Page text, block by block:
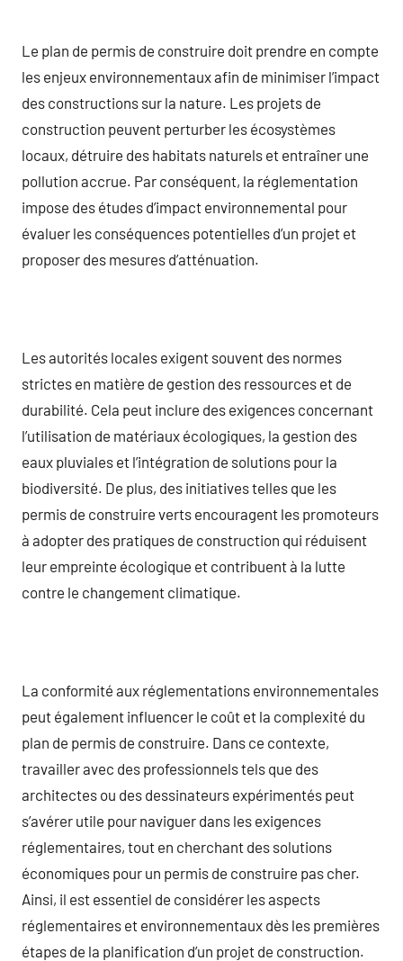
Le plan de permis de construire doit prendre en compte
les enjeux environnementaux afin de minimiser l’impact
des constructions sur la nature. Les projets de
construction peuvent perturber les écosystèmes
locaux, détruire des habitats naturels et entraîner une
pollution accrue. Par conséquent, la réglementation
impose des études d’impact environnemental pour
évaluer les conséquences potentielles d’un projet et
proposer des mesures d’atténuation.
Les autorités locales exigent souvent des normes
strictes en matière de gestion des ressources et de
durabilité. Cela peut inclure des exigences concernant
l’utilisation de matériaux écologiques, la gestion des
eaux pluviales et l’intégration de solutions pour la
biodiversité. De plus, des initiatives telles que les
permis de construire verts encouragent les promoteurs
à adopter des pratiques de construction qui réduisent
leur empreinte écologique et contribuent à la lutte
contre le changement climatique.
La conformité aux réglementations environnementales
peut également influencer le coût et la complexité du
plan de permis de construire. Dans ce contexte,
travailler avec des professionnels tels que des
architectes ou des dessinateurs expérimentés peut
s’avérer utile pour naviguer dans les exigences
réglementaires, tout en cherchant des solutions
économiques pour un permis de construire pas cher.
Ainsi, il est essentiel de considérer les aspects
réglementaires et environnementaux dès les premières
étapes de la planification d’un projet de construction.